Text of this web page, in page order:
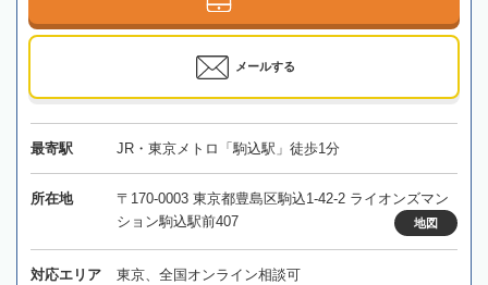
メールする
最寄駅 JR・東京メトロ「駒込駅」徒歩1分
所在地
〒170-0003 東京都豊島区駒込1-42-2 ライオンズマン
ション駒込駅前407
地図
対応エリア 東京、全国オンライン相談可